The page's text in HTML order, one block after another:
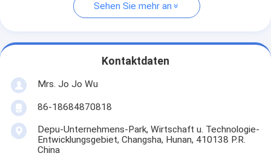
Sehen Sie mehr an
Kontaktdaten
Mrs. Jo Jo Wu
86-18684870818
Depu-Unternehmens-Park, Wirtschaft u. Technologie-
Entwicklungsgebiet, Changsha, Hunan, 410138 P.R.
China